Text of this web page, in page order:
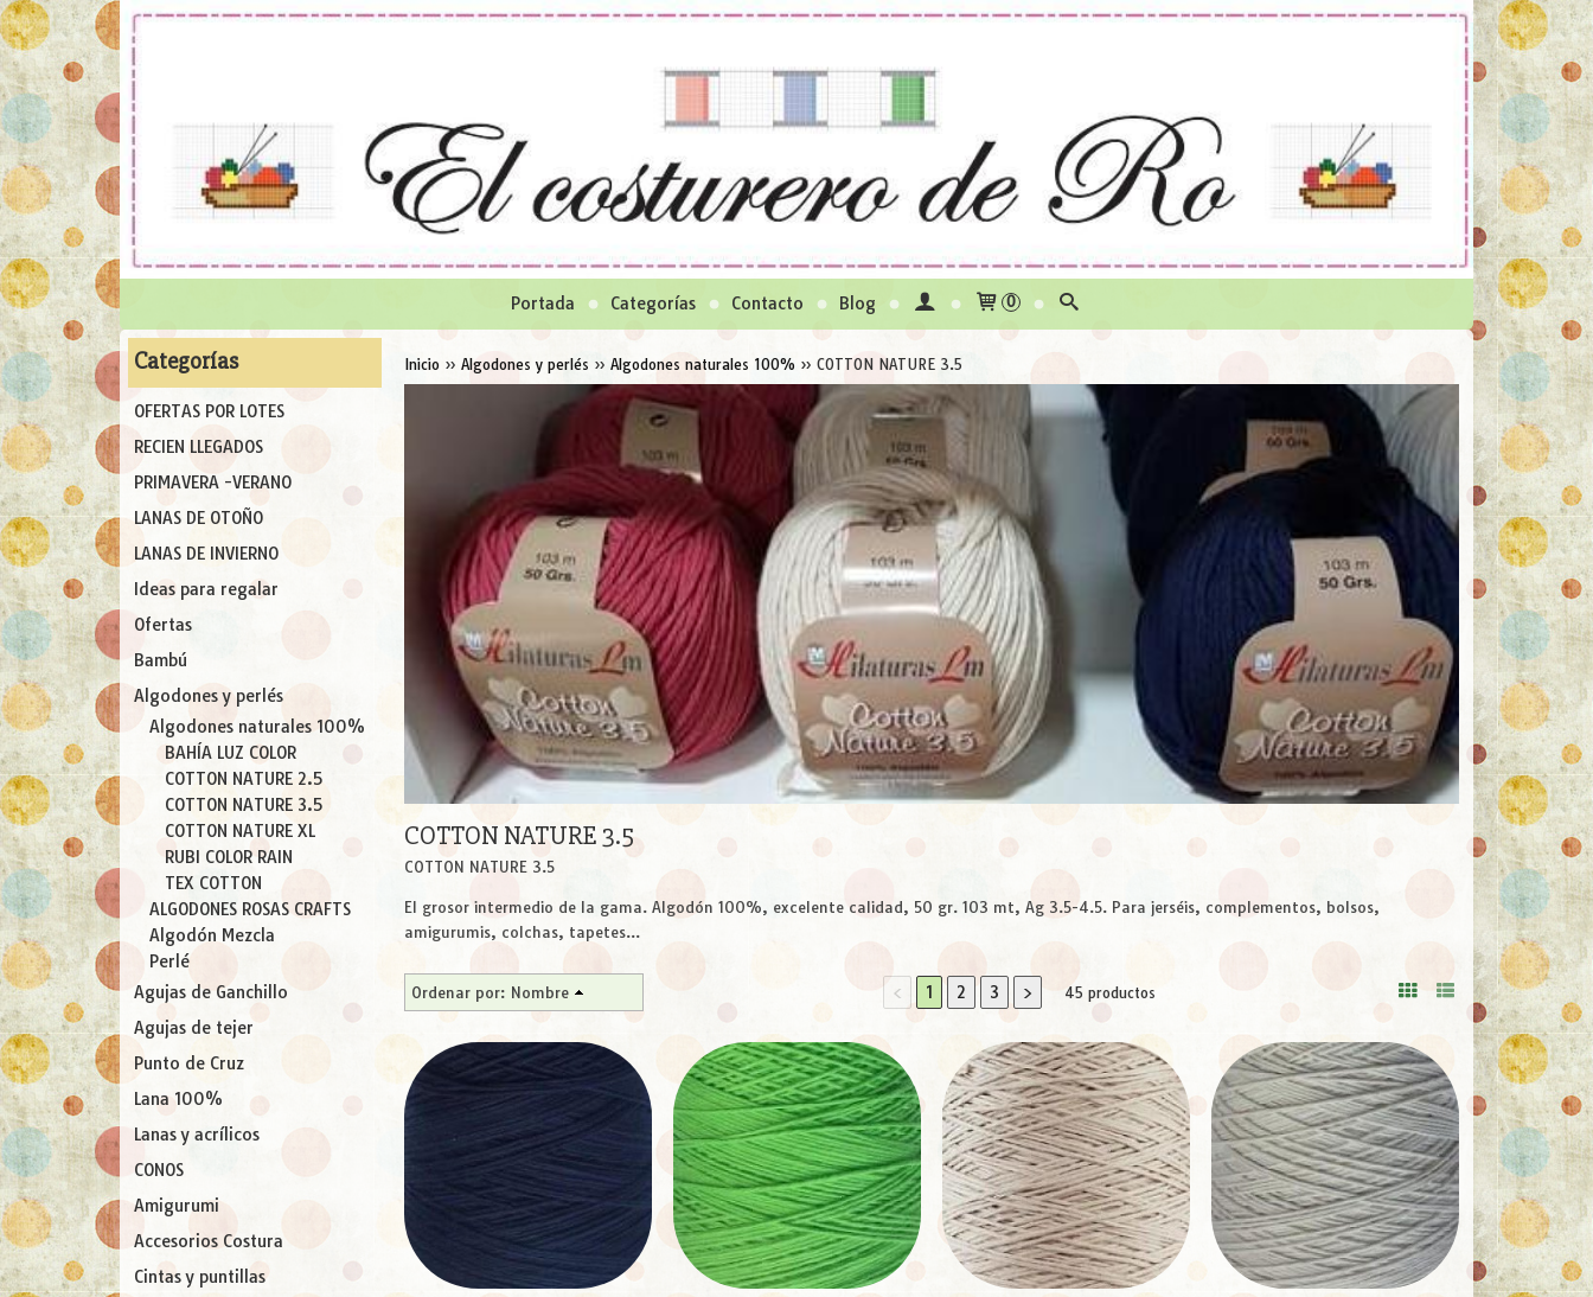
Portada Categorías Contacto Blog 0
Categorías
OFERTAS POR LOTES
RECIEN LLEGADOS
PRIMAVERA -VERANO
LANAS DE OTOÑO
LANAS DE INVIERNO
Ideas para regalar
Ofertas
Bambú
Algodones y perlés
Algodones naturales 100%
BAHÍA LUZ COLOR
COTTON NATURE 2.5
COTTON NATURE 3.5
COTTON NATURE XL
RUBI COLOR RAIN
TEX COTTON
ALGODONES ROSAS CRAFTS
Algodón Mezcla
Perlé
Agujas de Ganchillo
Agujas de tejer
Punto de Cruz
Lana 100%
Lanas y acrílicos
CONOS
Amigurumi
Accesorios Costura
Cintas y puntillas
Inicio » Algodones y perlés » Algodones naturales 100% » COTTON NATURE 3.5
COTTON NATURE 3.5
COTTON NATURE 3.5
El grosor intermedio de la gama. Algodón 100%, excelente calidad, 50 gr. 103 mt, Ag 3.5-4.5. Para jerséis, complementos, bolsos,
amigurumis, colchas, tapetes...
Ordenar por: Nombre < 1 2 3 > 45 productos